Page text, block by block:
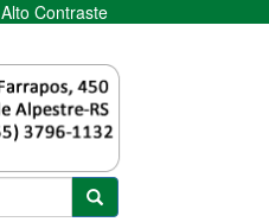
Alto Contraste